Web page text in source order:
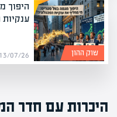
היפוך
ענקיות
13/07/26 | מערכת אפיק שוק ההון
היכרות עם חדר